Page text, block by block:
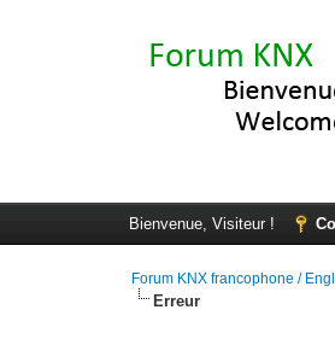
Bienvenue, Visiteur !
Forum KNX francophone /
Erreur